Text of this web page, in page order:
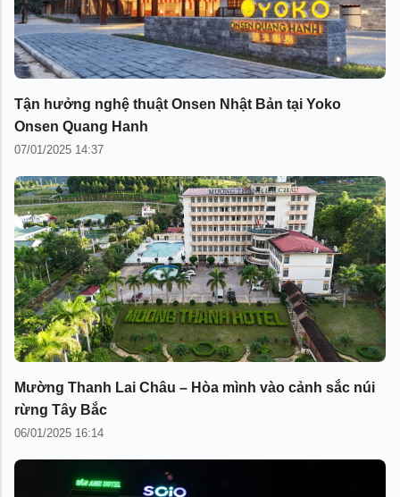
Tận hưởng nghệ thuật Onsen Nhật Bản tại Yoko
Onsen Quang Hanh
07/01/2025 14:37
Mường Thanh Lai Châu – Hòa mình vào cảnh sắc núi
rừng Tây Bắc
06/01/2025 16:14